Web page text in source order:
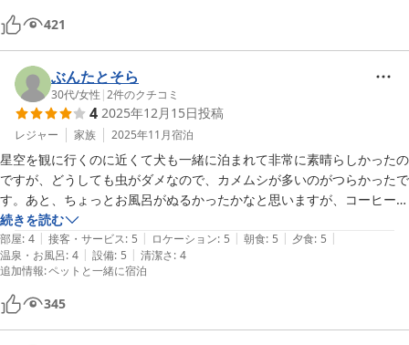
421
ぶんたとそら
30代/女性 |2件のクチコミ
4 2025年12月15日投稿
レジャー 家族 2025年11月宿泊
星空を観に行くのに近くて犬も一緒に泊まれて非常に素晴らしかったの
ですが、どうしても虫がダメなので、カメムシが多いのがつらかったで
す。あと、ちょっとお風呂がぬるかったかなと思いますが、コーヒーも
無料で飲ませていだけて、ご飯も部屋出しで美味しく、お酒も対応して
いただき、お部屋も綺麗で広く、朝市はすぐそこ、本当に最高でした。
WiFiはフロントで借りられます。看板猫と犬がいるので、猫アレルギー
の方は対策を。
続きを読む
部屋: 4 | 接客・サービス: 5 | ロケーション: 5 | 朝食: 5 | 夕食: 5 |
温泉・お風呂: 4 | 設備: 5 | 清潔さ: 4
追加情報:ペットと一緒に宿泊
345